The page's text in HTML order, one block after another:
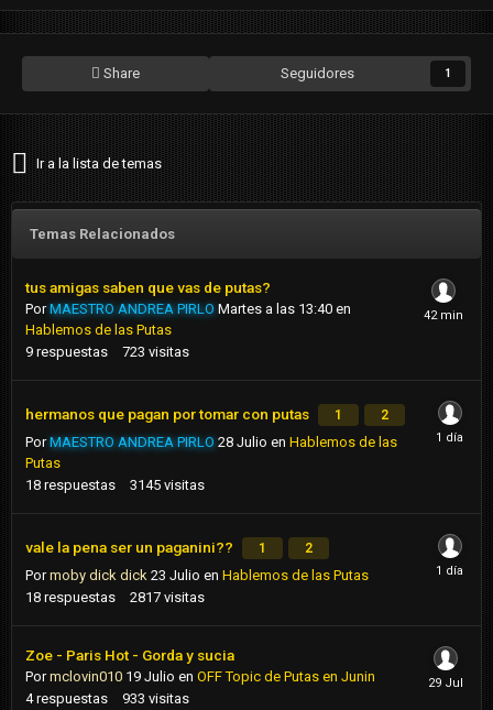
Share Seguidores 1
Ir a la lista de temas
Temas Relacionados
tus amigas saben que vas de putas?
PorMAESTRO ANDREA PIRLO Martes a las 13:40 en
Hablemos de las Putas
9 respuestas 723 visitas
hermanos que pagan por tomar con putas 1 2
PorMAESTRO ANDREA PIRLO 28 Julio en Hablemos de las
Putas
18 respuestas 3145 visitas
vale la pena ser un paganini?? 1 2
Pormoby dick dick 23 Julio en Hablemos de las Putas
18 respuestas 2817 visitas
Zoe - Paris Hot - Gorda y sucia
Pormclovin010 19 Julio en OFF Topic de Putas en Junin
4 respuestas 933 visitas